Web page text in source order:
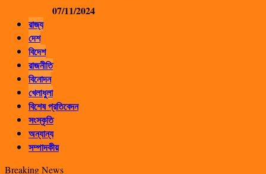
07/11/2024
রাজ্য
দেশ
বিদেশ
রাজনীতি
বিনোদন
খেলাধুলা
বিশেষ প্রতিবেদন
সংস্কৃতি
অন্যান্য
সম্পাদকীয়
Breaking News